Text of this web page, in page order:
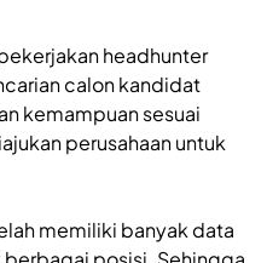
headhunter
calon kandidat
kemampuan sesuai
perusahaan untuk
memiliki banyak data